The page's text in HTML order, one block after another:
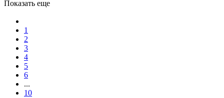
Показать еще
1
2
3
4
5
6
...
10